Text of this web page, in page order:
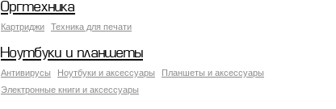
Оргтехника
Картриджи Техника для печати
Ноутбуки и планшеты
Антивирусы Ноутбуки и аксессуары
Планшеты и аксессуары
Электронные книги и аксессуары